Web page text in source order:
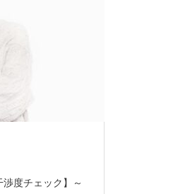
度チェック】～